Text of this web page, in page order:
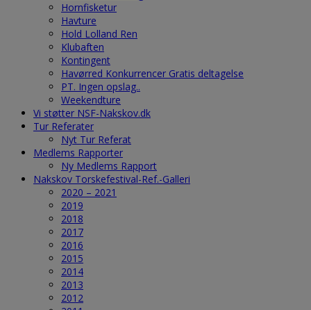
Hornfisketur
Havture
Hold Lolland Ren
Klubaften
Kontingent
Havørred Konkurrencer Gratis deltagelse
PT. Ingen opslag..
Weekendture
Vi støtter NSF-Nakskov.dk
Tur Referater
Nyt Tur Referat
Medlems Rapporter
Ny Medlems Rapport
Nakskov Torskefestival-Ref.-Galleri
2020 – 2021
2019
2018
2017
2016
2015
2014
2013
2012